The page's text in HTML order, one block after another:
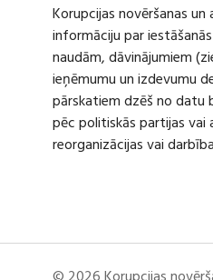
Korupcijas novēršanas un
informāciju par
naudām, dāvinājumiem
ieņēmumu un izdevumu
pārskatiem dzēš no datu
pēc politiskās partijas vai
reorganizācijas vai